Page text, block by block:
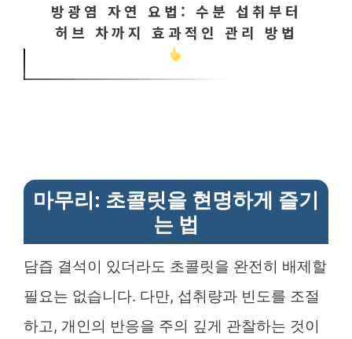
방광염 자연 요법: 수분 섭취부터
허브 차까지 효과적인 관리 방법
마무리: 초콜릿을 현명하게 즐기
는 법
담즙 결석이 있더라도 초콜릿을 완전히 배제할
필요는 없습니다. 다만, 섭취량과 빈도를 조절
하고, 개인의 반응을 주의 깊게 관찰하는 것이